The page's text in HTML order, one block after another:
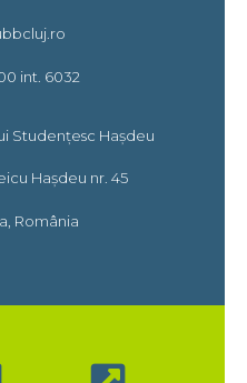
int. 6032
Studențesc Hașdeu
Hașdeu nr. 45
România